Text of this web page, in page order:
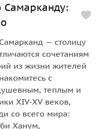
Самарканду:
— столицу
сочетаниям
из жизни жителей
с
теплым и
XIV-XV веков,
со всего мира:
Ханум,